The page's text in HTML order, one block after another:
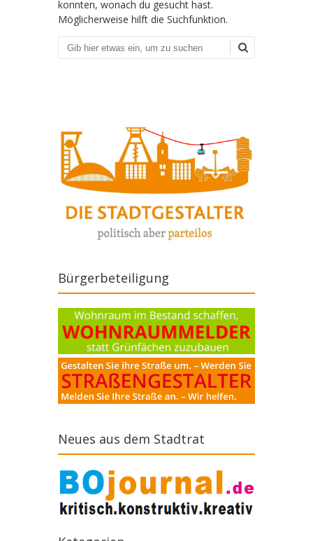
konnten, wonach du gesucht hast.
Möglicherweise hilft die Suchfunktion.
Suchen
Bürgerbeteiligung
Neues aus dem Stadtrat